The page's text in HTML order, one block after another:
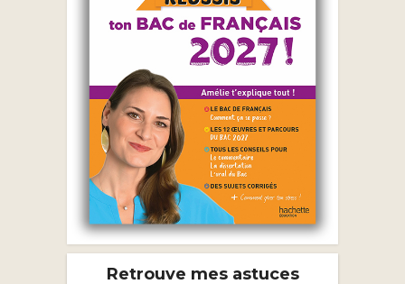
Retrouve mes astuces